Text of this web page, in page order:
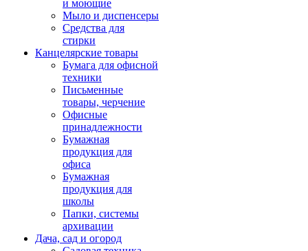
и моющие
Мыло и диспенсеры
Средства для
стирки
Канцелярские товары
Бумага для офисной
техники
Письменные
товары, черчение
Офисные
принадлежности
Бумажная
продукция для
офиса
Бумажная
продукция для
школы
Папки, системы
архивации
Дача, сад и огород